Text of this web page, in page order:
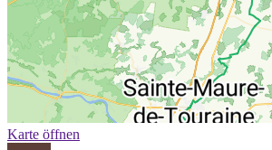
Karte öffnen